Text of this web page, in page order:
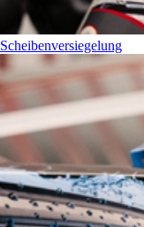
Scheibenversiegelung